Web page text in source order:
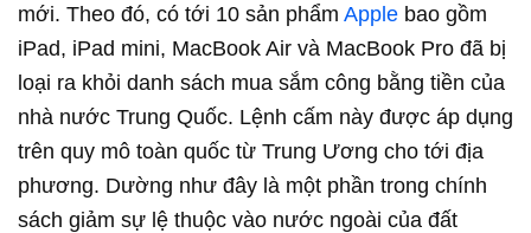
mới. Theo đó, có tới 10 sản phẩm Apple bao gồm
iPad, iPad mini, MacBook Air và MacBook Pro đã bị
loại ra khỏi danh sách mua sắm công bằng tiền của
nhà nước Trung Quốc. Lệnh cấm này được áp dụng
trên quy mô toàn quốc từ Trung Ương cho tới địa
phương. Dường như đây là một phần trong chính
sách giảm sự lệ thuộc vào nước ngoài của đất